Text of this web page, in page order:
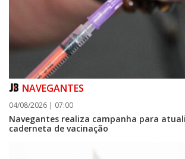
NAVEGANTES
04/08/2026 | 07:00
Navegantes realiza campanha para
caderneta de vacinação